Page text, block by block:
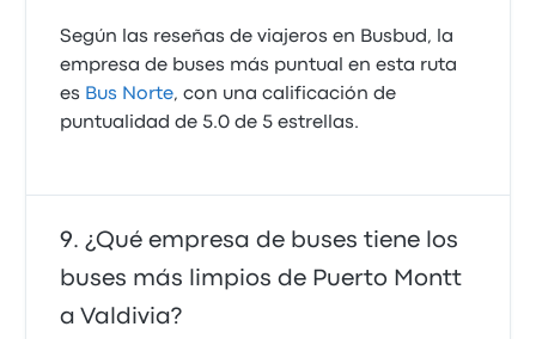
Según las reseñas de viajeros en Busbud, la
empresa de buses más puntual en esta ruta
es Bus Norte, con una calificación de
puntualidad de 5.0 de 5 estrellas.
¿Qué empresa de buses tiene los
buses más limpios de Puerto Montt
a Valdivia?